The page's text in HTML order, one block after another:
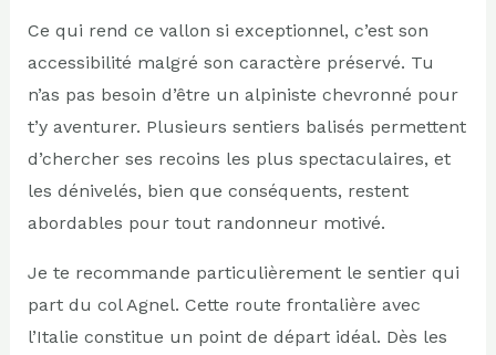
Ce qui rend ce vallon si exceptionnel, c’est son
accessibilité malgré son caractère préservé. Tu
n’as pas besoin d’être un alpiniste chevronné pour
t’y aventurer. Plusieurs sentiers balisés permettent
d’chercher ses recoins les plus spectaculaires, et
les dénivelés, bien que conséquents, restent
abordables pour tout randonneur motivé.
Je te recommande particulièrement le sentier qui
part du col Agnel. Cette route frontalière avec
l’Italie constitue un point de départ idéal. Dès les